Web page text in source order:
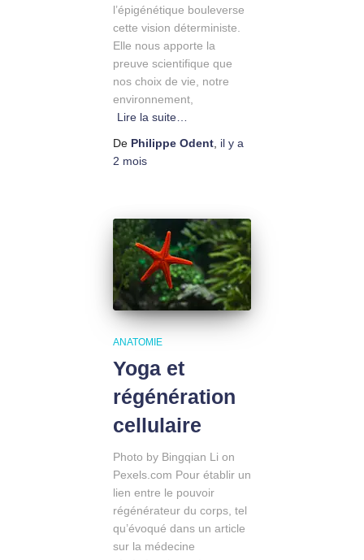
l’épigénétique bouleverse
cette vision déterministe.
Elle nous apporte la
preuve scientifique que
nos choix de vie, notre
environnement,
Lire la suite…
De Philippe Odent, il y a
2 mois
ANATOMIE
Yoga et
régénération
cellulaire
Photo by Bingqian Li on
Pexels.com Pour établir un
lien entre le pouvoir
régénérateur du corps, tel
qu’évoqué dans un article
sur la médecine